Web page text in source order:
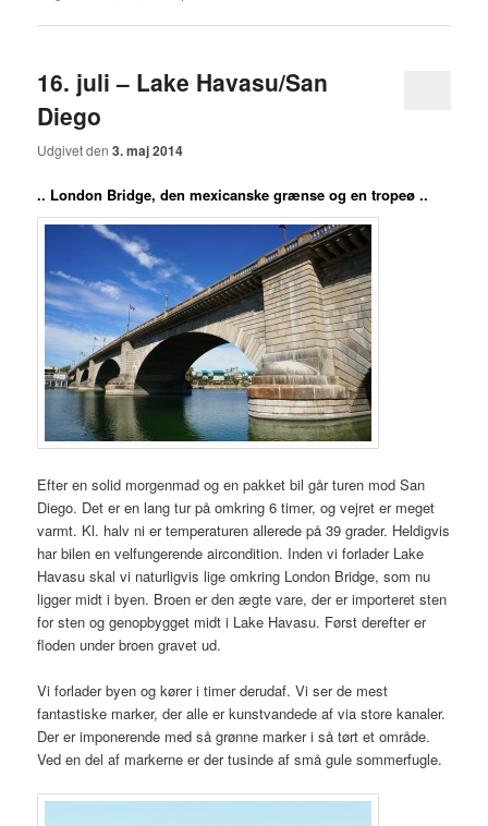
16. juli – Lake Havasu/San
Diego
Udgivet den3. maj 2014
.. London Bridge, den mexicanske grænse og en tropeø ..
Efter en solid morgenmad og en pakket bil går turen mod San
Diego. Det er en lang tur på omkring 6 timer, og vejret er meget
varmt. Kl. halv ni er temperaturen allerede på 39 grader. Heldigvis
har bilen en velfungerende aircondition. Inden vi forlader Lake
Havasu skal vi naturligvis lige omkring London Bridge, som nu
ligger midt i byen. Broen er den ægte vare, der er importeret sten
for sten og genopbygget midt i Lake Havasu. Først derefter er
floden under broen gravet ud.
Vi forlader byen og kører i timer derudaf. Vi ser de mest
fantastiske marker, der alle er kunstvandede af via store kanaler.
Der er imponerende med så grønne marker i så tørt et område.
Ved en del af markerne er der tusinde af små gule sommerfugle.